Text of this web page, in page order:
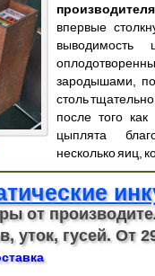
впервые
зародышами,
столь
после того
цыплята
несколько яиц,
от
уток, гусей. От